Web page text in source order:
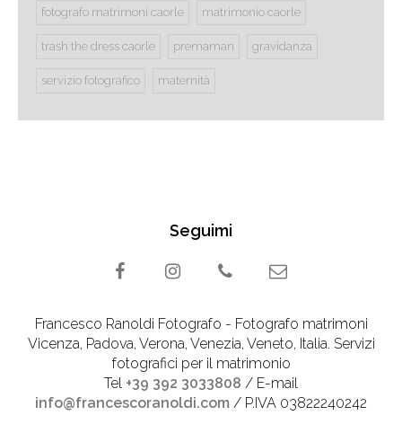
fotografo matrimoni caorle matrimonio caorle
trash the dress caorle premaman gravidanza
servizio fotografico maternità
Seguimi
Francesco Ranoldi Fotografo - Fotografo matrimoni
Vicenza, Padova, Verona, Venezia, Veneto, Italia. Servizi
fotografici per il matrimonio
Tel +39 392 3033808 / E-mail
info@francescoranoldi.com / P.IVA 03822240242